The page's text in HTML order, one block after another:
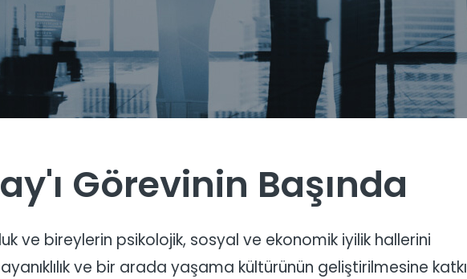
Görevinin Başında
ve bireylerin psikolojik, sosyal ve ekonomik iyilik hallerini
ve bir arada yaşama kültürünün geliştirilmesine katkı